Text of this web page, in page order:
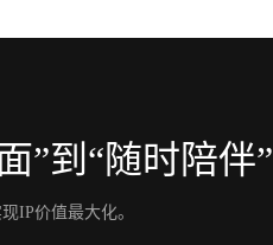
”到“随时陪伴”
IP价值最大化。